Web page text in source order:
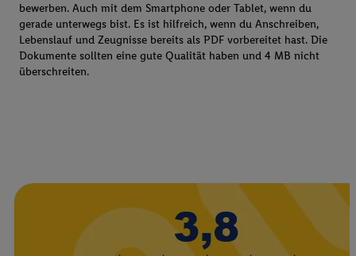
bewerben. Auch mit dem Smartphone oder Tablet, wenn du
gerade unterwegs bist. Es ist hilfreich, wenn du Anschreiben,
Lebenslauf und Zeugnisse bereits als PDF vorbereitet hast. Die
Dokumente sollten eine gute Qualität haben und 4 MB nicht
überschreiten.